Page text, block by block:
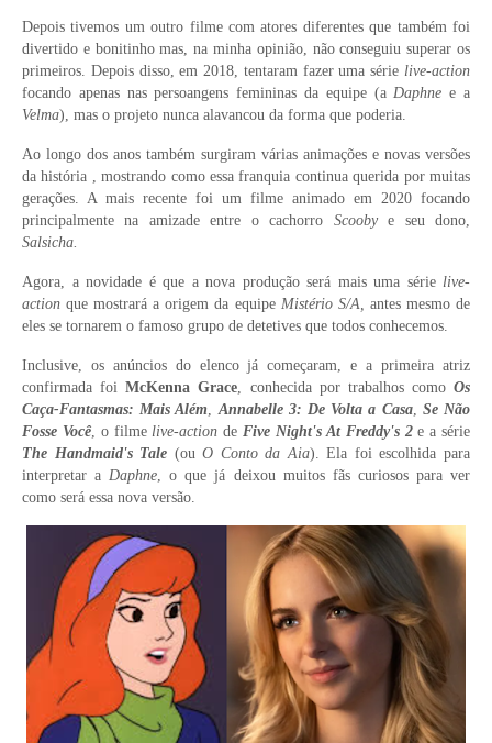
Depois tivemos um outro filme com atores diferentes que também foi
divertido e bonitinho mas, na minha opinião, não conseguiu superar os
primeiros. Depois disso, em 2018, tentaram fazer uma série live-action
focando apenas nas persoangens femininas da equipe (aDaphne e a
Velma), mas o projeto nunca alavancou da forma que poderia.
Ao longo dos anos também surgiram várias animações e novas versões
da história , mostrando como essa franquia continua querida por muitas
gerações. Amais recente foi um filme animado em 2020 focando
principalmente na amizade entre o cachorro Scoobye seu dono,
Salsicha.
Agora, a novidade é que a nova produção será mais uma série live-
action que mostrará a origem da equipe Mistério S/A, antes mesmo de
eles se tornarem o famoso grupo de detetives que todos conhecemos.
Inclusive, os anúncios do elenco já começaram, e a primeira atriz
confirmada foiMcKenna Grace, conhecida por trabalhos como Os
Caça-Fantasmas: Mais Além,Annabelle 3: De Volta a Casa, Se Não
Fosse Você, o filmelive-action de Five Night's At Freddy's 2e a série
The Handmaid's Tale (ouO Conto da Aia). Ela foi escolhida para
interpretar aDaphne, o que já deixou muitos fãs curiosos para ver
como será essa nova versão.